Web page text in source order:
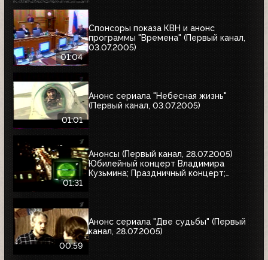
01:04
Спонсоры показа КВН и анонс
программы "Времена" (Первый канал,
03.07.2005)
01:01
Анонс сериала "Небесная жизнь"
(Первый канал, 03.07.2005)
01:31
Анонсы (Первый канал, 28.07.2005)
Юбилейный концерт Владимира
Кузьмина; Праздничный концерт;
00:59
Анонс сериала "Две судьбы" (Первый
канал, 28.07.2005)